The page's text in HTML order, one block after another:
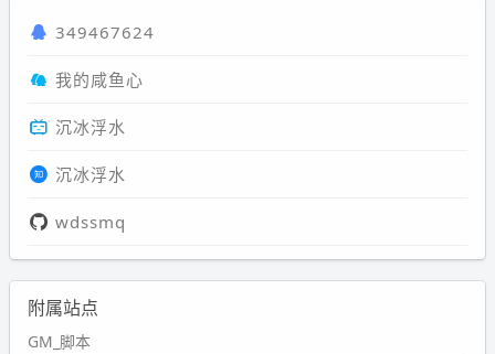
349467624
我的咸鱼心
沉冰浮水
沉冰浮水
wdssmq
附属站点
GM_脚本